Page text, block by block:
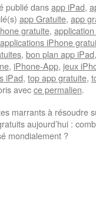
publié dansapp iPad,
app Gratuite, app
gratuite,
applications iPhone
, bon plan app iPad,
, iPhone-App, jeux
iPad, top app gratuite,
avecce permalien.
marrants à résoudre
aujourd’hui :
mondialement ?